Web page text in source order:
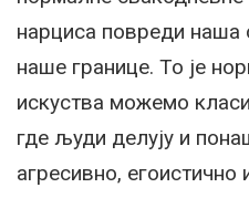
нарциса повреди
наше границе. То је
искуства можемо
где људи делују и
агресивно,